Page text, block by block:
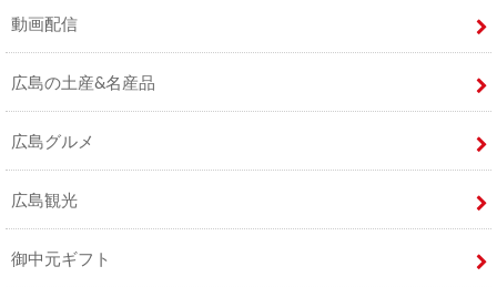
動画配信
広島の土産&名産品
広島グルメ
広島観光
御中元ギフト